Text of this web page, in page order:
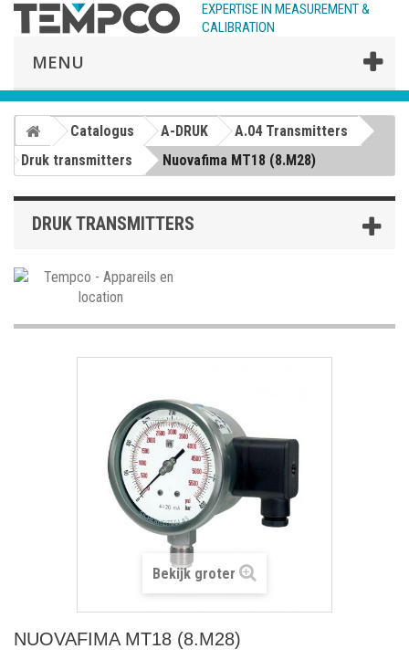
EXPERTISE IN MEASUREMENT &
CALIBRATION
MENU
Catalogus A-DRUK
A.04 Transmitters
Druk transmitters
Nuovafima MT18 (8.M28)
DRUK TRANSMITTERS
Bekijk groter
NUOVAFIMA MT18 (8.M28)